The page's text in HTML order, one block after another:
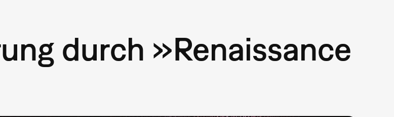
durch »Renaissance